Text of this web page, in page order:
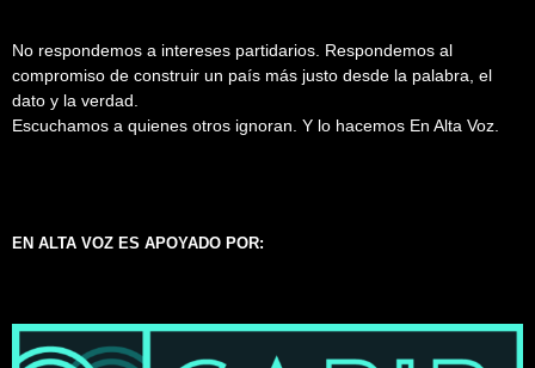
No respondemos a intereses partidarios. Respondemos al
compromiso de construir un país más justo desde la palabra, el
dato y la verdad.
Escuchamos a quienes otros ignoran. Y lo hacemos En Alta Voz.
EN ALTA VOZ ES APOYADO POR: